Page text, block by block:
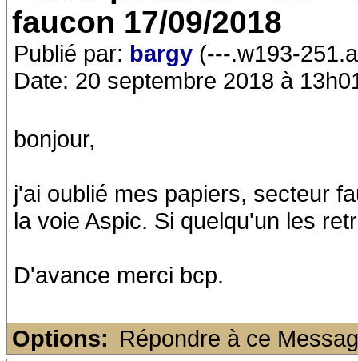
faucon 17/09/2018
Publié par: bargy (---.w193-
Date: 20 septembre 2018 à
bonjour,
j'ai oublié mes papiers, secteur
la voie Aspic. Si quelqu'un les
D'avance merci bcp.
Options: Répondre à ce